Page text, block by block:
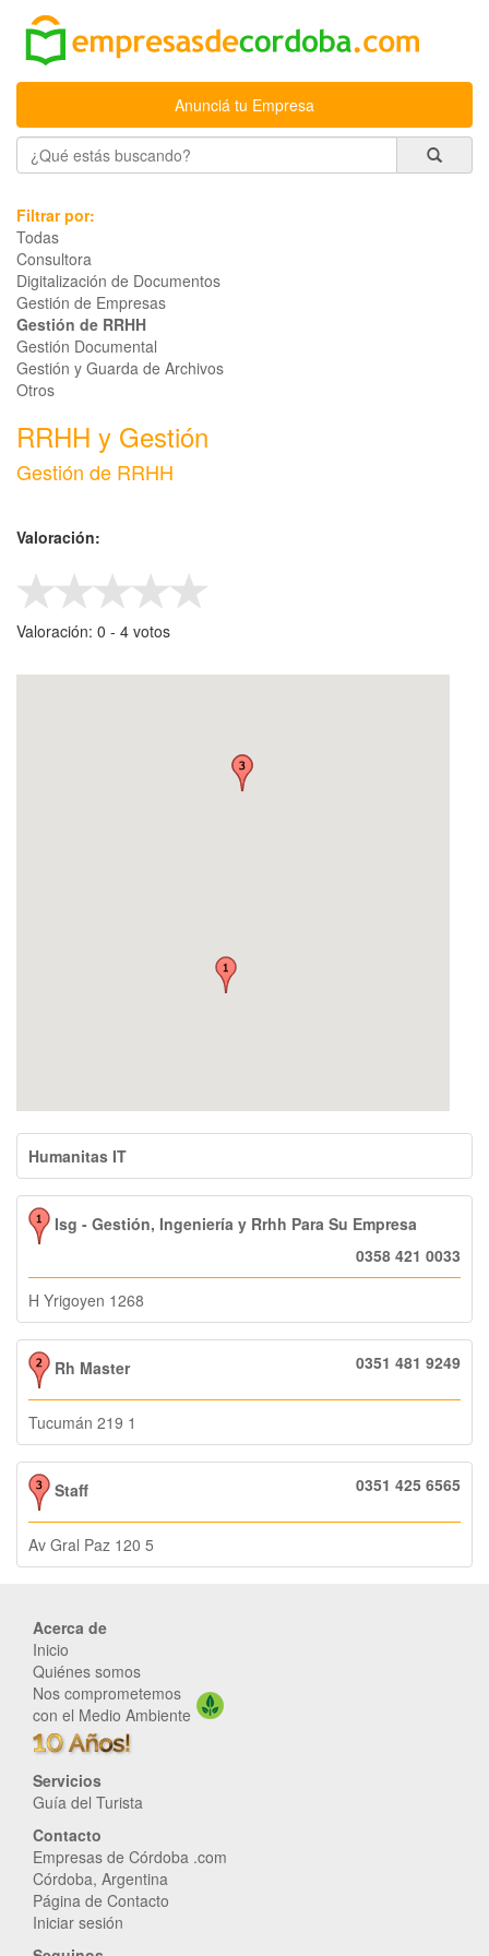
Anunciá tu Empresa
Filtrar por:
Todas
Consultora
Digitalización de Documentos
Gestión de Empresas
Gestión de RRHH
Gestión Documental
Gestión y Guarda de Archivos
Otros
RRHH y Gestión
Gestión de RRHH
Valoración:
Valoración: 0 - ‎ 4 votos
Humanitas IT
Isg - Gestión, Ingeniería y Rrhh Para Su Empresa
0358 421 0033
H Yrigoyen 1268
Rh Master 0351 481 9249
Tucumán 219 1
Staff 0351 425 6565
Av Gral Paz 120 5
Acerca de
Inicio
Quiénes somos
Nos comprometemos
con el Medio Ambiente
Servicios
Guía del Turista
Contacto
Empresas de Córdoba .com
Córdoba, Argentina
Página de Contacto
Iniciar sesión